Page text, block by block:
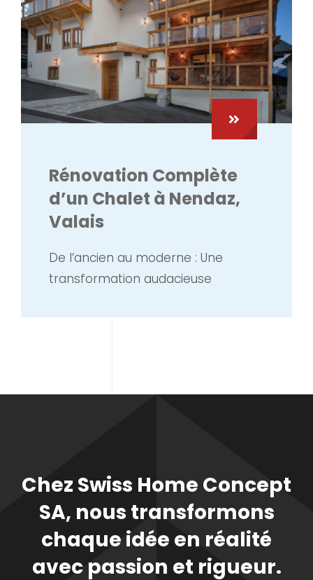
Rénovation Complète
d’un Chalet à Nendaz,
Valais
De l’ancien au moderne : Une
transformation audacieuse
Chez Swiss Home Concept
SA, nous transformons
chaque idée en réalité
avec passion et rigueur.